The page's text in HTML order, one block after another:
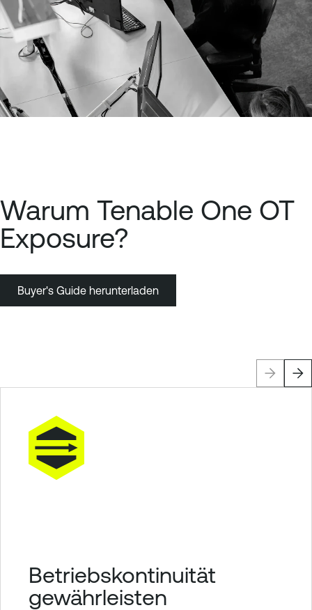
Warum Tenable One OT
Exposure?
Buyer's Guide herunterladen
Betriebskontinuität
gewährleisten